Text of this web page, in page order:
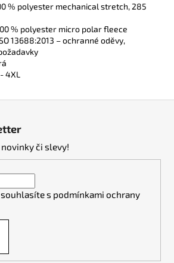
% polyester mechanical stretch, 285
% polyester micro polar fleece
13688:2013 – ochranné oděvy,
4XL
či slevy!
s podmínkami ochrany